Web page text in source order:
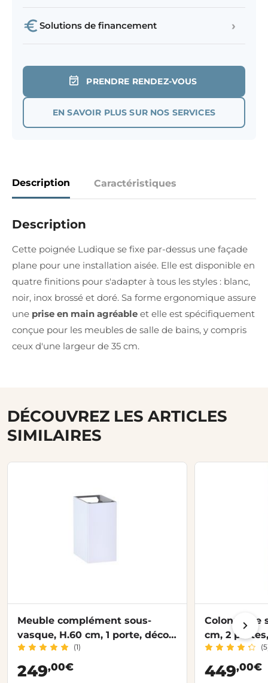
Solutions de financement ›
PRENDRE RENDEZ-VOUS
EN SAVOIR PLUS SUR NOS SERVICES
Description Caractéristiques
Description
Cette poignée Ludique se fixe par-dessus une façade
plane pour une installation aisée. Elle est disponible en
quatre finitions pour s'adapter à tous les styles : blanc,
noir, inox brossé et doré. Sa forme ergonomique assure
une prise en main agréable et elle est spécifiquement
conçue pour les meubles de salle de bains, y compris
ceux d'une largeur de 35 cm.
DÉCOUVREZ LES ARTICLES
SIMILAIRES
Meuble complément sous-
vasque, H.60 cm, 1 porte, décor
verni laqué FORMEO
(1)
249,00€
Colonne de
cm, 2
FORMEO
449,00€